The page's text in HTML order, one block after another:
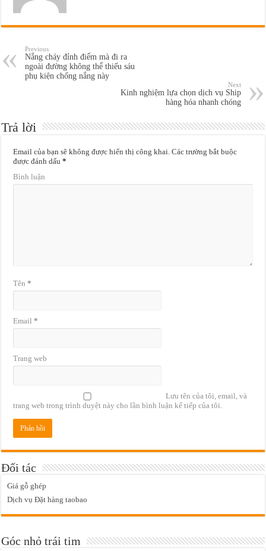
Previous
Nắng cháy đỉnh điểm mà đi ra
ngoài đường không thể thiếu sáu
phụ kiện chống nắng này
Next
Kinh nghiệm lựa chọn dịch vụ Ship
hàng hóa nhanh chóng
Trả lời
Email của bạn sẽ không được hiển thị công khai. Các trường bắt buộc
được đánh dấu*
Bình luận
Tên*
Email*
Trang web
Lưu tên của tôi, email, và
trang web trong trình duyệt này cho lần bình luận kế tiếp của tôi.
Đối tác
Giá gỗ ghép
Dịch vụ Đặt hàng taobao
Góc nhỏ trái tim